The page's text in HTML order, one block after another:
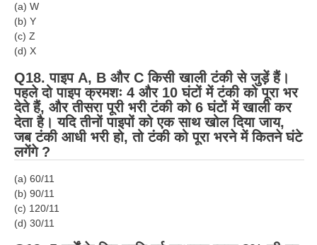
(a) W
(b) Y
(c) Z
(d) X
Q18. पाइप A, B और C किसी खाली टंकी से जुड़ें हैं।
पहले दो पाइप क्रमशः 4 और 10 घंटों में टंकी को पूरा भर
देते हैं, और तीसरा पूरी भरी टंकी को 6 घंटों में खाली कर
देता है। यदि तीनों पाइपों को एक साथ खोल दिया जाय,
जब टंकी आधी भरी हो, तो टंकी को पूरा भरने में कितने घंटे
लगेंगे ?
(a) 60/11
(b) 90/11
(c) 120/11
(d) 30/11